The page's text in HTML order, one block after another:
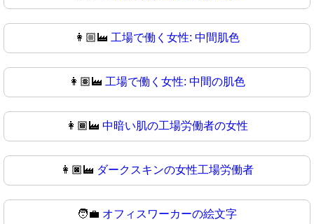
👩🏼‍🏭 工場で働く女性: 中間肌色
👩🏽‍🏭 工場で働く女性: 中間の肌色
👩🏾‍🏭 中暗い肌の工場労働者の女性
👩🏿‍🏭 ダークスキンの女性工場労働者
🧑‍💼 オフィスワーカーの絵文字